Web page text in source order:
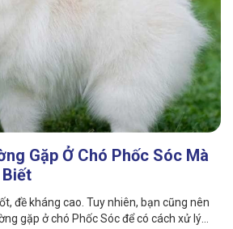
Gặp Ở Chó Phốc Sóc Mà
đề kháng cao. Tuy nhiên, bạn cũng nên
gặp ở chó Phốc Sóc để có cách xử lý